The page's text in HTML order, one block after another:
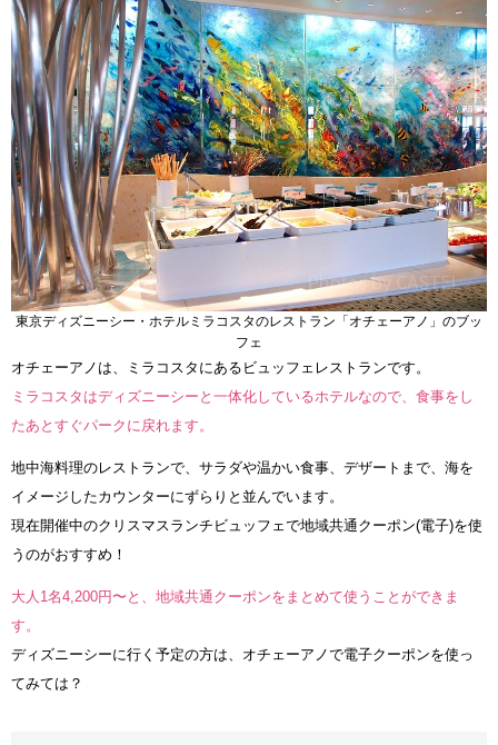
東京ディズニーシー・ホテルミラコスタのレストラン「オチェーアノ」のブッ
フェ
オチェーアノは、ミラコスタにあるビュッフェレストランです。
ミラコスタはディズニーシーと一体化しているホテルなので、食事をし
たあとすぐパークに戻れます。
地中海料理のレストランで、サラダや温かい食事、デザートまで、海を
イメージしたカウンターにずらりと並んでいます。
現在開催中のクリスマスランチビュッフェで地域共通クーポン(電子)を使
うのがおすすめ！
大人1名4,200円〜と、地域共通クーポンをまとめて使うことができま
す。
ディズニーシーに行く予定の方は、オチェーアノで電子クーポンを使っ
てみては？